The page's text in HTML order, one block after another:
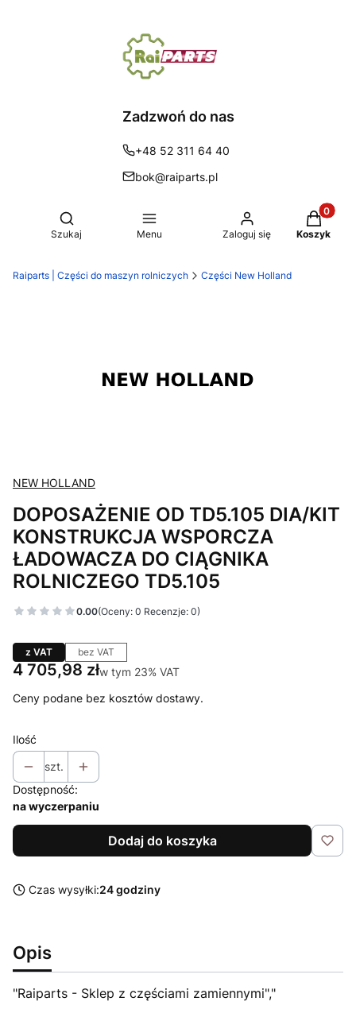
Zadzwoń do nas
+48 52 311 64 40
bok@raiparts.pl
Otwórz wyszukiwarkę
Szukaj Menu Zaloguj się Koszyk
Raiparts | Części do maszyn rolniczych Części New Holland
NEW HOLLAND
DOPOSAŻENIE OD TD5.105 DIA/KIT
KONSTRUKCJA WSPORCZA
ŁADOWACZA DO CIĄGNIKA
ROLNICZEGO TD5.105
0.00(Oceny: 0 Recenzje: 0)
z VAT bez VAT
Cena
4 705,98 złw tym 23% VAT
w tym 23% VAT
Ceny podane bez kosztów dostawy.
Ilość
szt.
Dostępność:
na wyczerpaniu
Dodaj do koszyka
Czas wysyłki:24 godziny
Opis
"Raiparts - Sklep z częściami zamiennymi","